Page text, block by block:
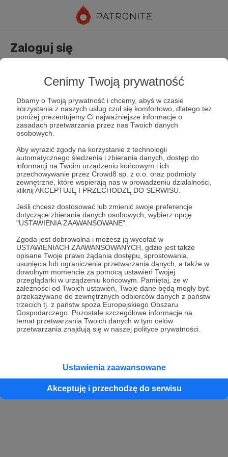
Cenimy Twoją prywatność
Dbamy o Twoją prywatność i chcemy, abyś w czasie
korzystania z naszych usług czuł się komfortowo, dlatego też
poniżej prezentujemy Ci najważniejsze informacje o
zasadach przetwarzania przez nas Twoich danych
osobowych.
Aby wyrazić zgody na korzystanie z technologii
automatycznego śledzenia i zbierania danych, dostęp do
informacji na Twoim urządzeniu końcowym i ich
przechowywanie przez Crowd8 sp. z o.o. oraz podmioty
zewnętrzne, które wspierają nas w prowadzeniu działalności,
kliknij AKCEPTUJĘ I PRZECHODZĘ DO SERWISU.
Jeśli chcesz dostosować lub zmienić swoje preferencje
dotyczące zbierania danych osobowych, wybierz opcję
"USTAWIENIA ZAAWANSOWANE".
Zgoda jest dobrowolna i możesz ją wycofać w
USTAWIENIACH ZAAWANSOWANYCH, gdzie jest także
opisane Twoje prawo żądania dostępu, sprostowania,
usunięcia lub ograniczenia przetwarzania danych, a także w
dowolnym momencie za pomocą ustawień Twojej
przeglądarki w urządzeniu końcowym. Pamiętaj, że w
zależności od Twoich ustawień, Twoje dane będą mogły być
przekazywane do zewnętrznych odbiorców danych z państw
trzecich tj. z państw spoza Europejskiego Obszaru
Gospodarczego. Pozostałe szczegółowe informacje na
temat przetwarzania Twoich danych w tym celów
przetwarzania znajdują się w naszej polityce prywatności.
Ustawienia zaawansowane
Akceptuję i przechodzę do serwisu
Zaloguj się
Zapamiętaj mnie Zapomniałeś hasła?
Zaloguj
lub
Kontynuuj z Google
Kontynuuj z Facebook
Kontynuuj z Apple
konta przez osobę niepełnoletnią” dostępny w regulaminie Patronite.pl